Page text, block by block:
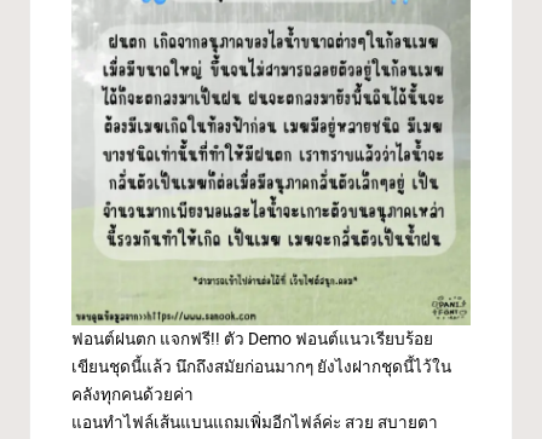
ฟอนต์ฝนตก แจกฟรี!! ตัว Demo ฟอนต์แนวเรียบร้อย
เขียนชุดนี้แล้ว นึกถึงสมัยก่อนมากๆ ยังไงฝากชุดนี้ไว้ใน
คลังทุกคนด้วยค่า
แอนทำไฟล์เส้นแบนแถมเพิ่มอีกไฟล์ค่ะ สวย สบายตา